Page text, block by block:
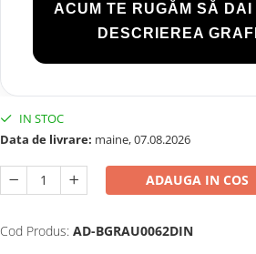
ACUM TE RUGĂM SĂ
DESCRIEREA
IN STOC
Data de livrare: maine, 07.08.2026
ADAUGA IN COS
Cod Produs: AD-BGRAU0062DIN